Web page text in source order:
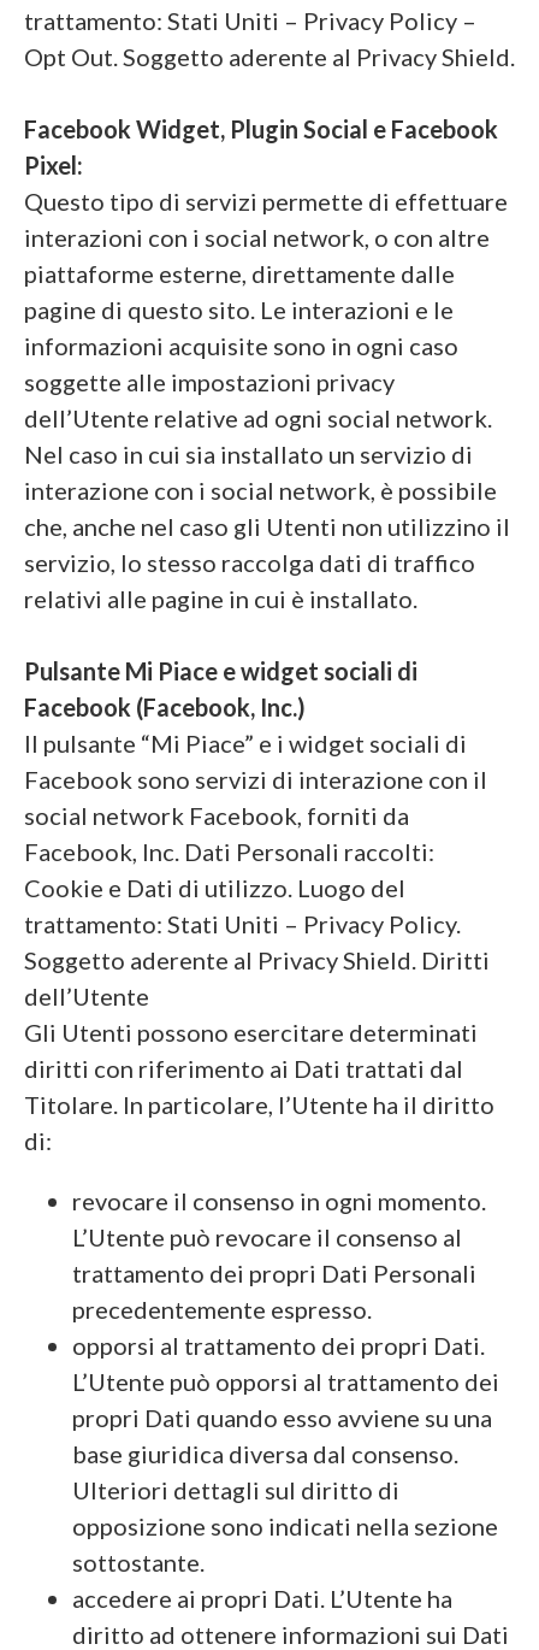
trattamento: Stati Uniti – Privacy Policy –
Opt Out. Soggetto aderente al Privacy Shield.
Facebook Widget, Plugin Social e Facebook
Pixel:
Questo tipo di servizi permette di effettuare
interazioni con i social network, o con altre
piattaforme esterne, direttamente dalle
pagine di questo sito. Le interazioni e le
informazioni acquisite sono in ogni caso
soggette alle impostazioni privacy
dell’Utente relative ad ogni social network.
Nel caso in cui sia installato un servizio di
interazione con i social network, è possibile
che, anche nel caso gli Utenti non utilizzino il
servizio, lo stesso raccolga dati di traffico
relativi alle pagine in cui è installato.
Pulsante Mi Piace e widget sociali di
Facebook (Facebook, Inc.)
Il pulsante “Mi Piace” e i widget sociali di
Facebook sono servizi di interazione con il
social network Facebook, forniti da
Facebook, Inc. Dati Personali raccolti:
Cookie e Dati di utilizzo. Luogo del
trattamento: Stati Uniti – Privacy Policy.
Soggetto aderente al Privacy Shield. Diritti
dell’Utente
Gli Utenti possono esercitare determinati
diritti con riferimento ai Dati trattati dal
Titolare. In particolare, l’Utente ha il diritto
di:
revocare il consenso in ogni momento.
L’Utente può revocare il consenso al
trattamento dei propri Dati Personali
precedentemente espresso.
opporsi al trattamento dei propri Dati.
L’Utente può opporsi al trattamento dei
propri Dati quando esso avviene su una
base giuridica diversa dal consenso.
Ulteriori dettagli sul diritto di
opposizione sono indicati nella sezione
sottostante.
accedere ai propri Dati. L’Utente ha
diritto ad ottenere informazioni sui Dati